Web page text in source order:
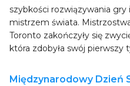
szybkości rozwiązywania
mistrzem świata.
Toronto zakończyły się
która zdobyła swój pierwszy
Międzynarodowy Dzień